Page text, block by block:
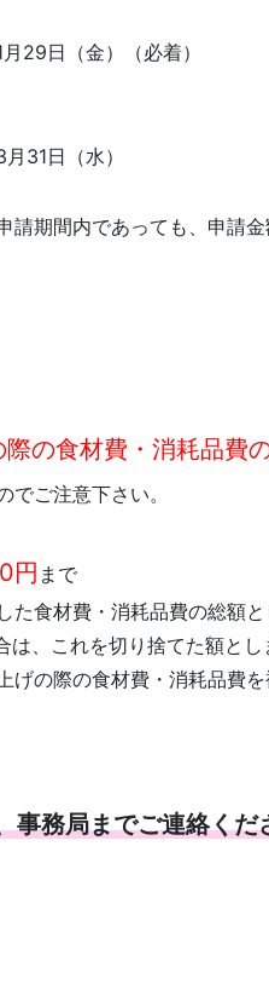
日（金）（必着）
日（水）
期間内であっても、申請
際の食材費・消耗品費
ご注意下さい。
円 まで
食材費・消耗品費の総額と
これを切り捨てた額とし
の際の食材費・消耗品費を
事務局までご連絡